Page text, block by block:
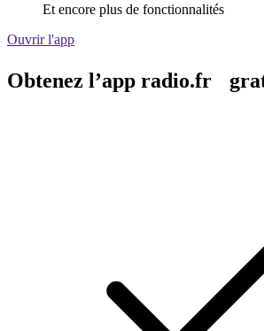
Et encore plus de fonctionnalités
Ouvrir l'app
Obtenez l’app radio.fr